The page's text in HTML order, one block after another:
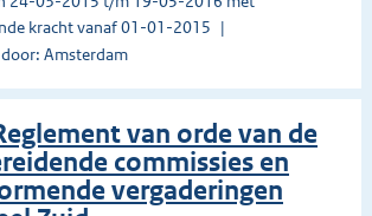
kracht vanaf 01-01-2015
Amsterdam
van orde van de
commissies en
vergaderingen